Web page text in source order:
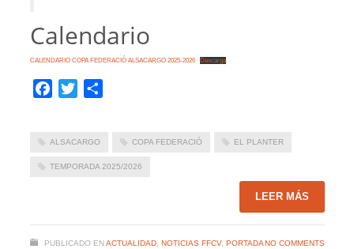
Calendario
CALENDARIO COPA FEDERACIÓ ALSACARGO 2025-2026 Descarga
Facebook
Twitter
ALSACARGO COPA FEDERACIÓ EL PLANTER
TEMPORADA 2025/2026
LEER MÁS
PUBLICADO EN ACTUALIDAD, NOTICIAS FFCV, PORTADA NO COMMENTS